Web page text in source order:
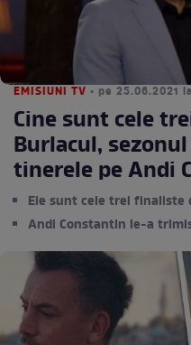
EMISIUNI TV • pe 25.06.2021
Cine sunt cele
Burlacul,
tinerele pe Andi
Ele sunt cele trei finaliste
Andi Constantin le-a